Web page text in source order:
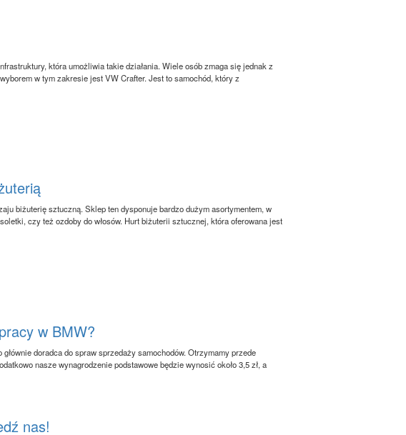
która umożliwia takie działania. Wiele osób zmaga się jednak z
w tym zakresie jest VW Crafter. Jest to samochód, który z
biżuterię sztuczną. Sklep ten dysponuje bardzo dużym asortymentem, w
czy też ozdoby do włosów. Hurt biżuterii sztucznej, która oferowana jest
w BMW?
doradca do spraw sprzedaży samochodów. Otrzymamy przede
nasze wynagrodzenie podstawowe będzie wynosić około 3,5 zł, a
nas!